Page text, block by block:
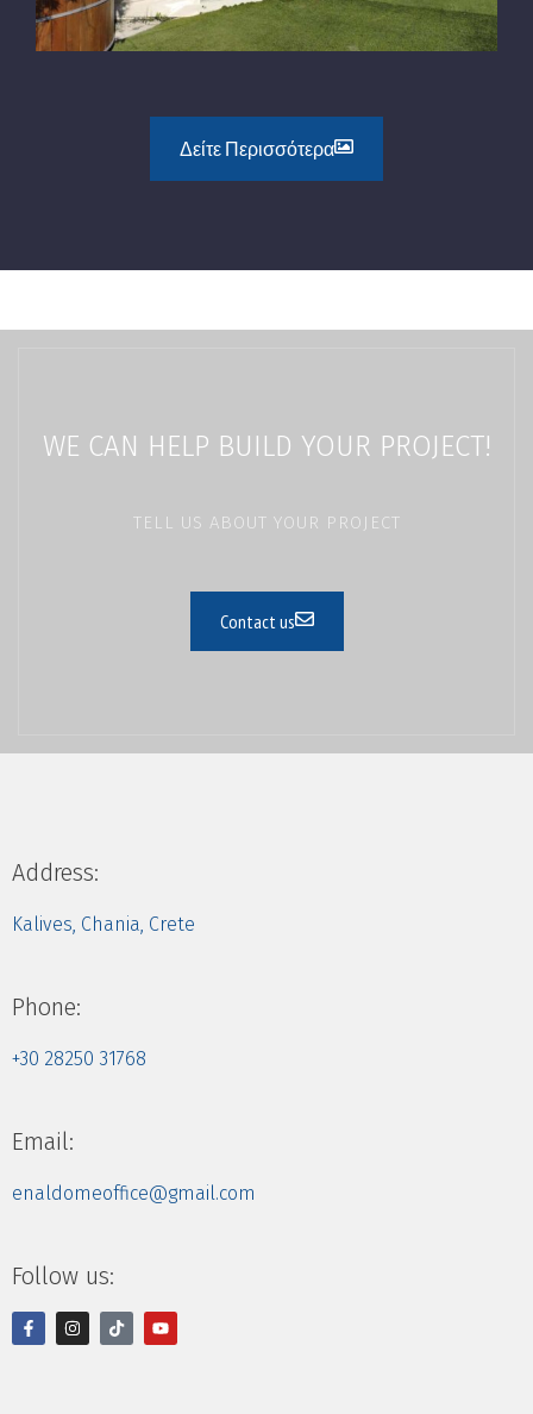
Δείτε Περισσότερα
WE CAN HELP BUILD YOUR PROJECT!
TELL US ABOUT YOUR PROJECT
Contact us
Address:
Kalives, Chania, Crete
Phone:
+30 28250 31768
Email:
enaldomeoffice@gmail.com
Follow us: